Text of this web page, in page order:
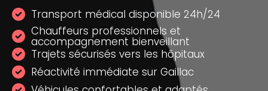
Transport médical disponible 24h/24
Chauffeurs professionnels et
accompagnement bienveillant
Trajets sécurisés vers les hôpitaux
Réactivité immédiate sur Gaillac